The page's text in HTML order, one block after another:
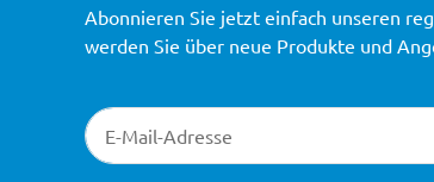
Newsletter-Registrierung
Abonnieren Sie jetzt einfach unseren
werden Sie über neue Produkte und